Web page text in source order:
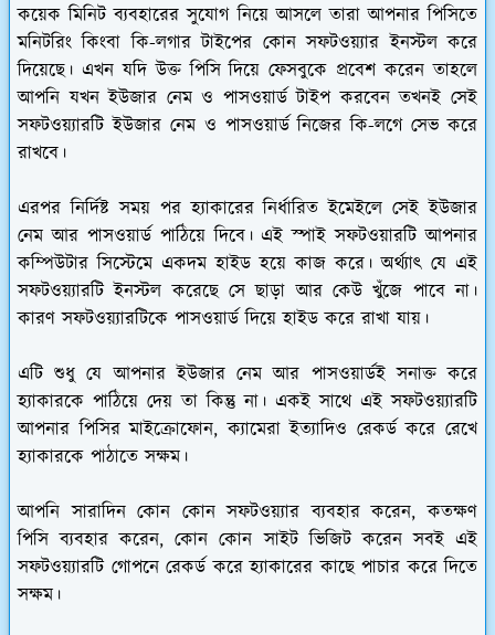
কয়েক মিনিট ব্যবহারের সুযোগ নিয়ে আসলে তারা আপনার পিসিতে
মনিটরিং কিংবা কি-লগার টাইপের কোন সফটওয়্যার ইনস্টল করে
দিয়েছে। এখন যদি উক্ত পিসি দিয়ে ফেসবুকে প্রবেশ করেন তাহলে
আপনি যখন ইউজার নেম ও পাসওয়ার্ড টাইপ করবেন তখনই সেই
সফটওয়্যারটি ইউজার নেম ও পাসওয়ার্ড নিজের কি-লগে সেভ করে
রাখবে।
এরপর নির্দিষ্ট সময় পর হ্যাকারের নির্ধারিত ইমেইলে সেই ইউজার
নেম আর পাসওয়ার্ড পাঠিয়ে দিবে। এই স্পাই সফটওয়ারটি আপনার
কম্পিউটার সিস্টেমে একদম হাইড হয়ে কাজ করে। অর্থ্যাৎ যে এই
সফটওয়্যারটি ইনস্টল করেছে সে ছাড়া আর কেউ খুঁজে পাবে না।
কারণ সফটওয়্যারটিকে পাসওয়ার্ড দিয়ে হাইড করে রাখা যায়।
এটি শুধু যে আপনার ইউজার নেম আর পাসওয়ার্ডই সনাক্ত করে
হ্যাকারকে পাঠিয়ে দেয় তা কিন্তু না। একই সাথে এই সফটওয়্যারটি
আপনার পিসির মাইক্রোফোন, ক্যামেরা ইত্যাদিও রেকর্ড করে রেখে
হ্যাকারকে পাঠাতে সক্ষম।
আপনি সারাদিন কোন কোন সফটওয়্যার ব্যবহার করেন, কতক্ষণ
পিসি ব্যবহার করেন, কোন কোন সাইট ভিজিট করেন সবই এই
সফটওয়্যারটি গোপনে রেকর্ড করে হ্যাকারের কাছে পাচার করে দিতে
সক্ষম।